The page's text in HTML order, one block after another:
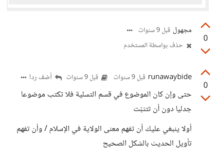
0
مجهول قبل 9 سنوات
حذف بواسطة المستخدم
0
runawaybide قبل 9 سنوات قبل 9 سنوات أضف ردا
حتى وإن كان الموضوع في قسم التسلية فلا تكتب موضوعا
جدليا دون أن تتثبّت
أولا ينبغي عليك أن تفهم معنى الولاية في الإسلام / وأن تفهم
تأويل الحديث بالشكل الصحيح